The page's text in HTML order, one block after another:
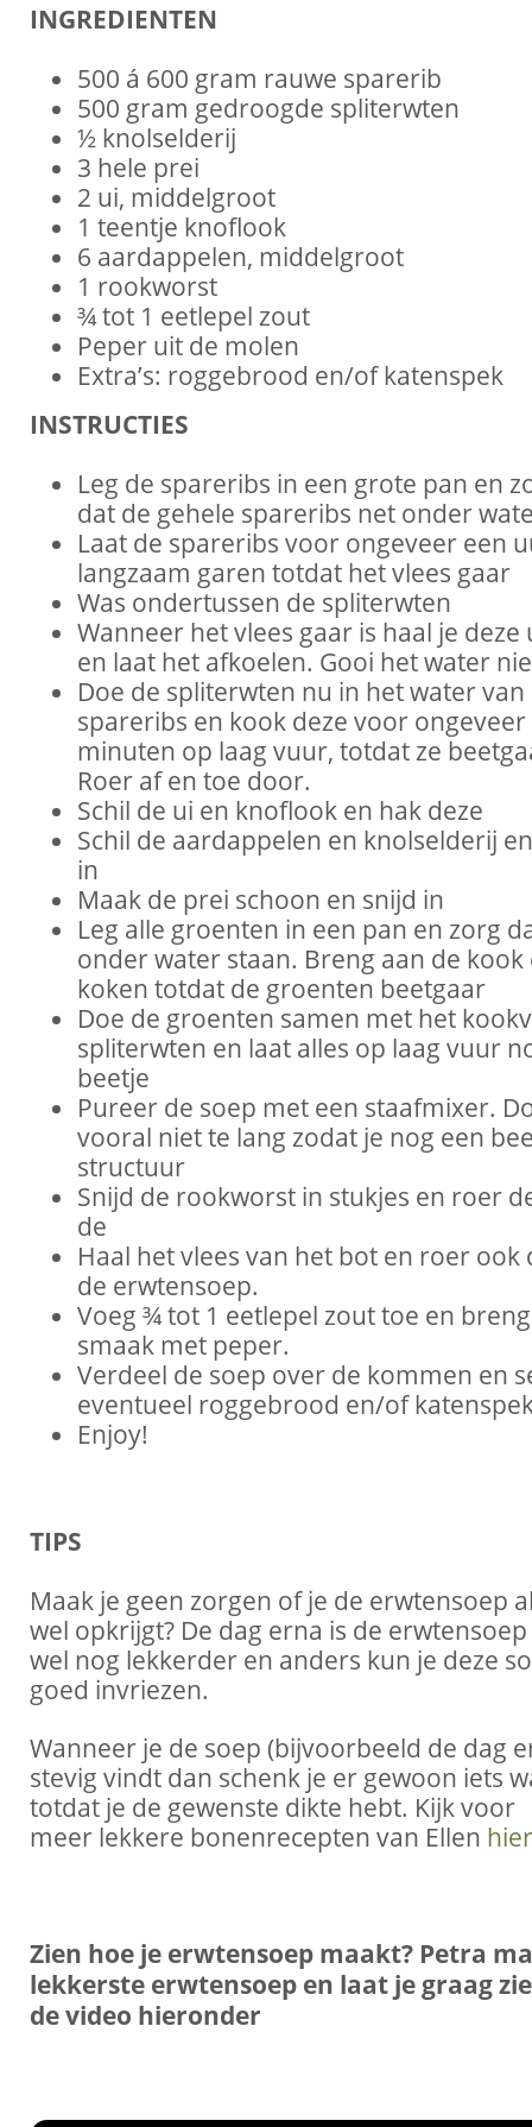
INGREDIENTEN
500 á 600 gram rauwe sparerib
500 gram gedroogde spliterwten
½ knolselderij
3 hele prei
2 ui, middelgroot
1 teentje knoflook
6 aardappelen, middelgroot
1 rookworst
¾ tot 1 eetlepel zout
Peper uit de molen
Extra’s: roggebrood en/of katenspek
INSTRUCTIES
Leg de spareribs in een grote pan en
dat de gehele spareribs net onder
Laat de spareribs voor ongeveer een
langzaam garen totdat het vlees gaar
Was ondertussen de spliterwten
Wanneer het vlees gaar is haal je deze
en laat het afkoelen. Gooi het water
Doe de spliterwten nu in het water van
spareribs en kook deze voor ongeveer
minuten op laag vuur, totdat ze
Roer af en toe door.
Schil de ui en knoflook en hak deze
Schil de aardappelen en knolselderij
in
Maak de prei schoon en snijd in
Leg alle groenten in een pan en zorg
onder water staan. Breng aan de kook
koken totdat de groenten beetgaar
Doe de groenten samen met het
spliterwten en laat alles op laag vuur
beetje
Pureer de soep met een staafmixer.
vooral niet te lang zodat je nog een
structuur
Snijd de rookworst in stukjes en roer
de
Haal het vlees van het bot en roer ook
de erwtensoep.
Voeg ¾ tot 1 eetlepel zout toe en
smaak met peper.
Verdeel de soep over de kommen en
eventueel roggebrood en/of
Enjoy!
TIPS
Maak je geen zorgen of je de erwtensoep
wel opkrijgt? De dag erna is de
wel nog lekkerder en anders kun je deze
goed invriezen.
Wanneer je de soep (bijvoorbeeld de dag
stevig vindt dan schenk je er gewoon iets
totdat je de gewenste dikte hebt. Kijk voor
meer lekkere bonenrecepten van Ellen
Zien hoe je erwtensoep maakt? Petra
lekkerste erwtensoep en laat je graag
de video hieronder